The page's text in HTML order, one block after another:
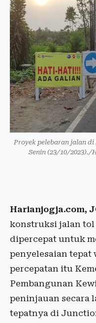
Proyek pelebaran jalan di
Senin (23/10/2023)./
Harianjogja.com,
konstruksi jalan
dipercepat untuk
penyelesaian tepat
percepatan itu
Pembangunan
peninjauan secara
tepatnya di